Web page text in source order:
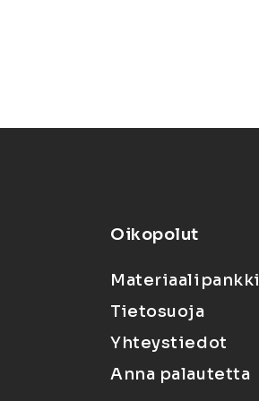
Oikopolut
Materiaalipankki
Tietosuoja
Yhteystiedot
Anna palautetta